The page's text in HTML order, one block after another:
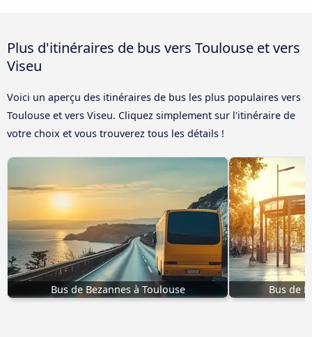
Plus d'itinéraires de bus vers Toulouse et vers
Viseu
Voici un aperçu des itinéraires de bus les plus populaires vers
Toulouse et vers Viseu. Cliquez simplement sur l'itinéraire de
votre choix et vous trouverez tous les détails !
Bus de Bezannes à Toulouse Bus de